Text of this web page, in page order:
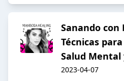
Sanando con
Técnicas
Salud Mental
2023-04-07